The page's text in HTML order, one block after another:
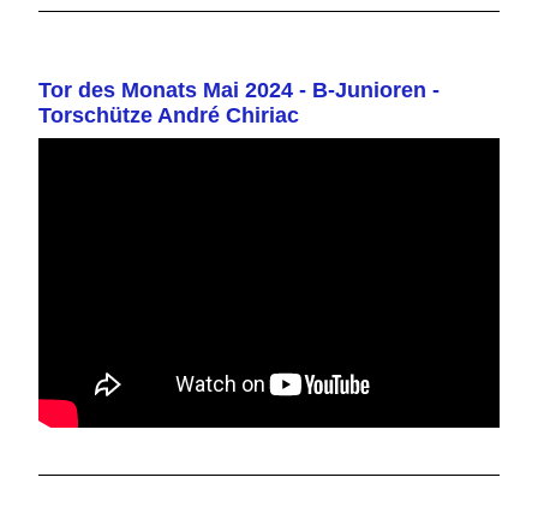
Tor des Monats Mai 2024 - B-Junioren -
Torschütze André Chiriac